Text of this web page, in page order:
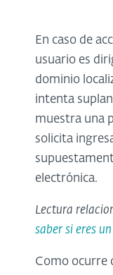
En caso de
usuario es
dominio
intenta
muestra una
solicita
electrónica.
Lectura
saber si eres
Como ocurre